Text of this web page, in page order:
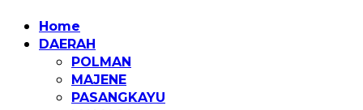
Home
DAERAH
POLMAN
MAJENE
PASANGKAYU